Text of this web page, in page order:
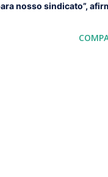
nosso sindicato”,